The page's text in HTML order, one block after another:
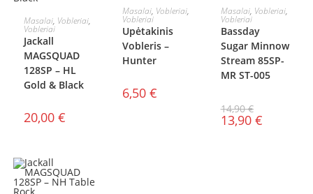
Į KREPŠELĮ
Masalai, Vobleriai,
Vobleriai
Jackall
MAGSQUAD
128SP – HL
Gold & Black
20,00 €
Į KREPŠELĮ
Masalai, Vobleriai,
Vobleriai
Upėtakinis
Vobleris –
Hunter
6,50 €
AKCIJA!
Į KREPŠELĮ
Masalai, Vobleriai,
Vobleriai
Bassday
Sugar Minnow
Stream 85SP-
MR ST-005
14,90€
13,90 €